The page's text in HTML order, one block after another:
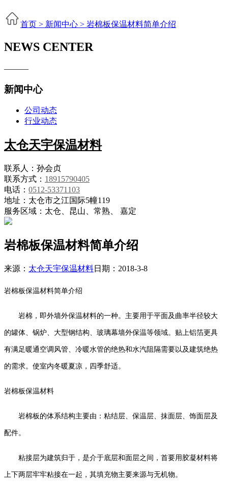
首页 > 新闻中心 > 岩棉板保温材料简单介绍
NEWS CENTER
———
新闻中心
公司动态
行业动态
太仓天宇保温材料
联系人：孙会贞
联系方式： 18915790405
电话： 0512-53371103
地址：太仓市之江国际5幢119
服务区域：太仓、昆山、常熟、 嘉定
岩棉板保温材料简单介绍
来源： 太仓天宇保温材料日期：2018-3-8
岩棉板保温材料简单介绍
岩棉，即外墙外保温材料的一种。主要用于平面及曲率半径较大
的罐体、锅炉、大型钢结构、玻璃幕墙外保温等领域。贴上铝箔更具
有满足暖通空调风管、冷暖水管的绝热和水汽阻隔需要以及建筑绝热
的需求。使室内冬暖夏凉，四季舒适。
岩棉板保温材料
岩棉板的体系结构主要由：粘结层、保温层、抹面层、饰面层及
配件。
粘接层为建筑归于，是介于底层和面层之间，首要用胶凝材料将
上下两层牢牢粘接在一起，其填充物主要来源与无机物。